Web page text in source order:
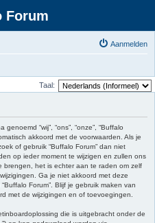
Forum
Aanmelden
Taal:
“wij”, “ons”, “onze”, “Buffalo
akkoord met de voorwaarden. Als je
of gebruik “Buffalo Forum” dan niet
op ieder moment te wijzigen en zullen ons
het is echter aan te raden om zelf
Ga je niet akkoord met deze
Forum”. Blijf je gebruik maken van
met de wijzigingen en of toevoegingen.
die is uitgebracht onder de